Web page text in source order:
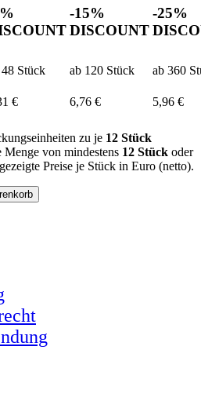
-15%
DISCOUNT
-25%
Stück ab 120 Stück
ab 360
€ 6,76 € 5,96 €
zu je 12 Stück
Menge von mindestens 12 Stück oder
Preise je Stück in Euro (netto).